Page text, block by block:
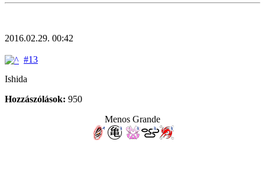
2016.02.29. 00:42
#13
Ishida
Hozzászólások: 950
Menos Grande